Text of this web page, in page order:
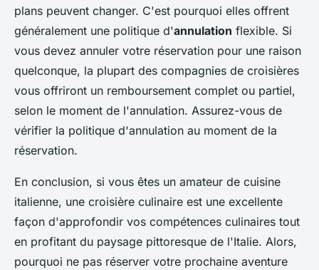
plans peuvent changer. C'est pourquoi elles offrent
généralement une politique d'annulation flexible. Si
vous devez annuler votre réservation pour une raison
quelconque, la plupart des compagnies de croisières
vous offriront un remboursement complet ou partiel,
selon le moment de l'annulation. Assurez-vous de
vérifier la politique d'annulation au moment de la
réservation.
En conclusion, si vous êtes un amateur de cuisine
italienne, une croisière culinaire est une excellente
façon d'approfondir vos compétences culinaires tout
en profitant du paysage pittoresque de l'Italie. Alors,
pourquoi ne pas réserver votre prochaine aventure